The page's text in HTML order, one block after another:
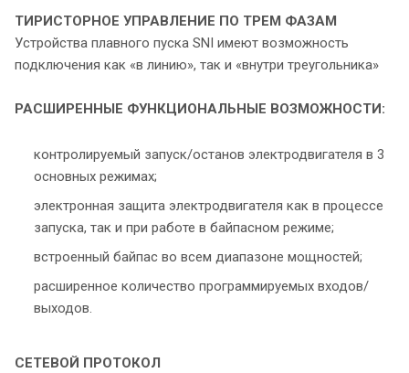
ТИРИСТОРНОЕ УПРАВЛЕНИЕ ПО ТРЕМ ФАЗАМ
Устройства плавного пуска SNI имеют возможность
подключения как «в линию», так и «внутри треугольника»
РАСШИРЕННЫЕ ФУНКЦИОНАЛЬНЫЕ ВОЗМОЖНОСТИ:
контролируемый запуск/останов электродвигателя в 3
основных режимах;
электронная защита электродвигателя как в процессе
запуска, так и при работе в байпасном режиме;
встроенный байпас во всем диапазоне мощностей;
расширенное количество программируемых входов/
выходов.
СЕТЕВОЙ ПРОТОКОЛ